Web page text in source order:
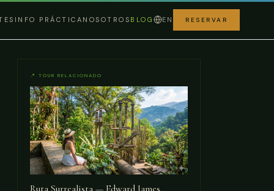
INFO PRÁCTICA NOSOTROS BLOG EN RESERVAR
📍 TOUR RELACIONADO
Ruta Surrealista — Edward James,